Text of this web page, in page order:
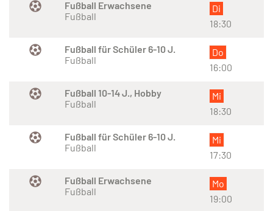
Fußball Erwachsene
Fußball
Di
18:30
Fußball für Schüler 6-10 J.
Fußball
Do
16:00
Fußball 10-14 J., Hobby
Fußball
Mi
18:30
Fußball für Schüler 6-10 J.
Fußball
Mi
17:30
Fußball Erwachsene
Fußball
Mo
19:00